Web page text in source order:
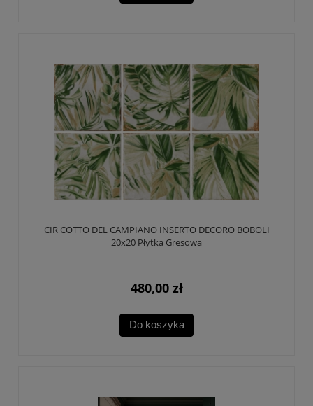
CIR COTTO DEL CAMPIANO INSERTO DECORO BOBOLI
20x20 Płytka Gresowa
480,00 zł
Do koszyka